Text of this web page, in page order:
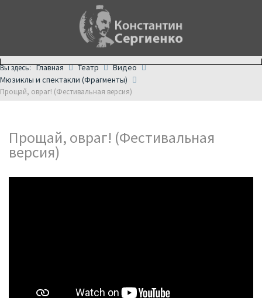
Вы здесь:Главная Театр
Видео
Мюзиклы и спектакли (Фрагменты)
Прощай, овраг! (Фестивальная версия)
Прощай, овраг! (Фестивальная
версия)